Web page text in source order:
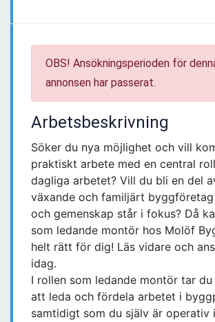
OBS! Ansökningsperioden för
annonsen har passerat.
Arbetsbeskrivning
Söker du nya möjlighet och vill
praktiskt arbete med en central
dagliga arbetet? Vill du bli en del
växande och familjärt
och gemenskap står i fokus? Då
som ledande montör hos Molöf
helt rätt för dig! Läs vidare och
idag.
I rollen som ledande montör tar
att leda och fördela arbetet i
samtidigt som du själv är operativ i